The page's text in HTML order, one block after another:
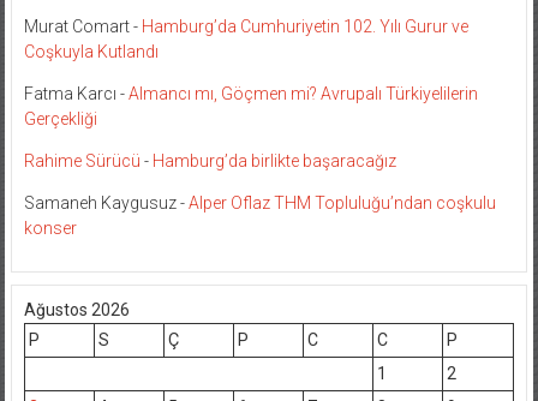
Murat Comart- Hamburg’da Cumhuriyetin 102. Yılı Gurur ve
Coşkuyla Kutlandı
Fatma Karcı -Almancı mı, Göçmen mi? Avrupalı Türkiyelilerin
Gerçekliği
Rahime Sürücü - Hamburg’da birlikte başaracağız
Samaneh Kaygusuz-Alper Oflaz THM Topluluğu’ndan coşkulu
konser
Ağustos 2026
P
S Ç P C C
P
1
2